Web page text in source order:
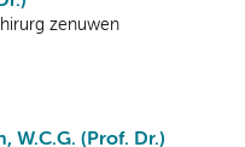
zenuwen
W.C.G. (Prof. Dr.)